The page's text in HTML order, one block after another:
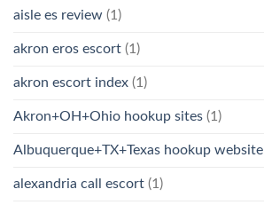
aisle es review (1)
akron eros escort (1)
akron escort index (1)
Akron+OH+Ohio hookup sites (1)
Albuquerque+TX+Texas hookup website
alexandria call escort (1)